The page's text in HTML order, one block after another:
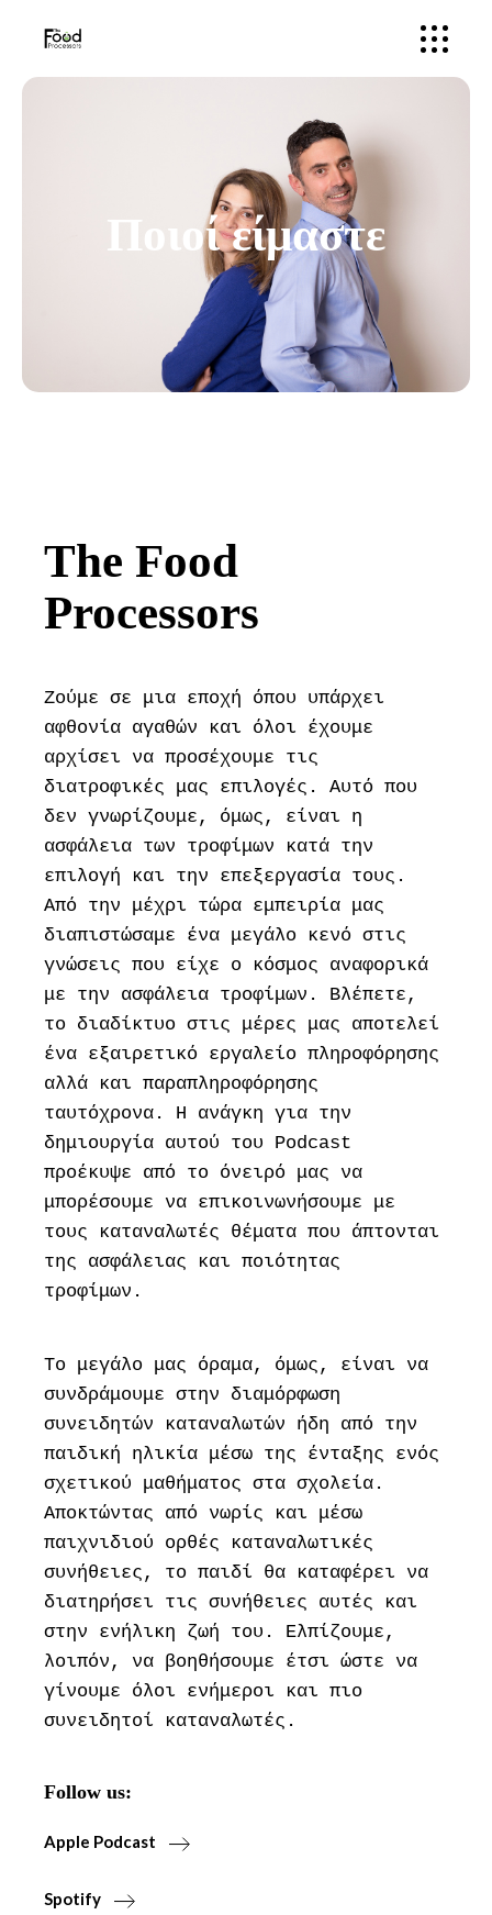
Ποιοί είμαστε
The Food
Processors
Ζούμε σε μια εποχή όπου υπάρχει
αφθονία αγαθών και όλοι έχουμε
αρχίσει να προσέχουμε τις
διατροφικές μας επιλογές. Αυτό που
δεν γνωρίζουμε, όμως, είναι η
ασφάλεια των τροφίμων κατά την
επιλογή και την επεξεργασία τους.
Από την μέχρι τώρα εμπειρία μας
διαπιστώσαμε ένα μεγάλο κενό στις
γνώσεις που είχε ο κόσμος αναφορικά
με την ασφάλεια τροφίμων. Βλέπετε,
το διαδίκτυο στις μέρες μας αποτελεί
ένα εξαιρετικό εργαλείο πληροφόρησης
αλλά και παραπληροφόρησης
ταυτόχρονα. Η ανάγκη για την
δημιουργία αυτού του Podcast
προέκυψε από το όνειρό μας να
μπορέσουμε να επικοινωνήσουμε με
τους καταναλωτές θέματα που άπτονται
της ασφάλειας και ποιότητας
τροφίμων.
Το μεγάλο μας όραμα, όμως, είναι να
συνδράμουμε στην διαμόρφωση
συνειδητών καταναλωτών ήδη από την
παιδική ηλικία μέσω της ένταξης ενός
σχετικού μαθήματος στα σχολεία.
Αποκτώντας από νωρίς και μέσω
παιχνιδιού ορθές καταναλωτικές
συνήθειες, το παιδί θα καταφέρει να
διατηρήσει τις συνήθειες αυτές και
στην ενήλικη ζωή του. Ελπίζουμε,
λοιπόν, να βοηθήσουμε έτσι ώστε να
γίνουμε όλοι ενήμεροι και πιο
συνειδητοί καταναλωτές.
Follow us:
Apple Podcast
Spotify